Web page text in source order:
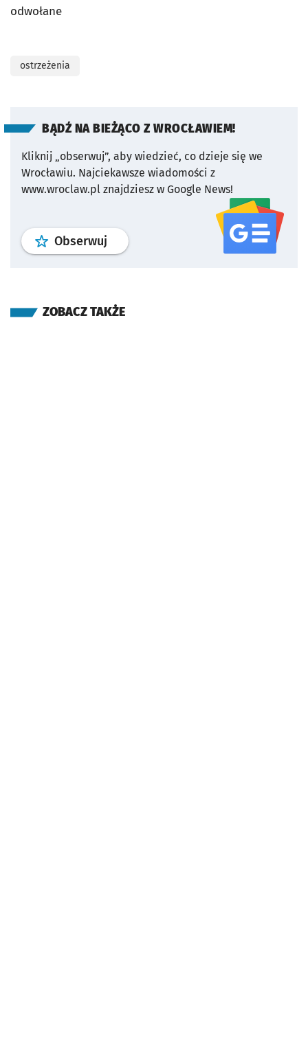
odwołane
ostrzeżenia
BĄDŹ NA BIEŻĄCO Z WROCŁAWIEM!
Kliknij „obserwuj”, aby wiedzieć, co dzieje się we
Wrocławiu. Najciekawsze wiadomości z
www.wroclaw.pl znajdziesz w Google News!
Obserwuj profil serwisu
ZOBACZ TAKŻE